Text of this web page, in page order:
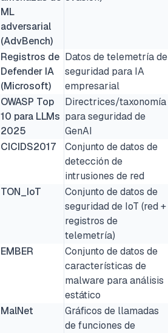
ML
adversarial
(AdvBench)
Registros de
Defender IA
(Microsoft)
Datos de telemetría de
seguridad para IA
empresarial
OWASP Top
10 para LLMs
2025
Directrices/taxonomía
para seguridad de
GenAI
CICIDS2017
Conjunto de datos de
detección de
intrusiones de red
TON_IoT
Conjunto de datos de
seguridad de IoT (red +
registros de
telemetría)
EMBER
Conjunto de datos de
características de
malware para análisis
estático
MalNet
Gráficos de llamadas
de funciones de